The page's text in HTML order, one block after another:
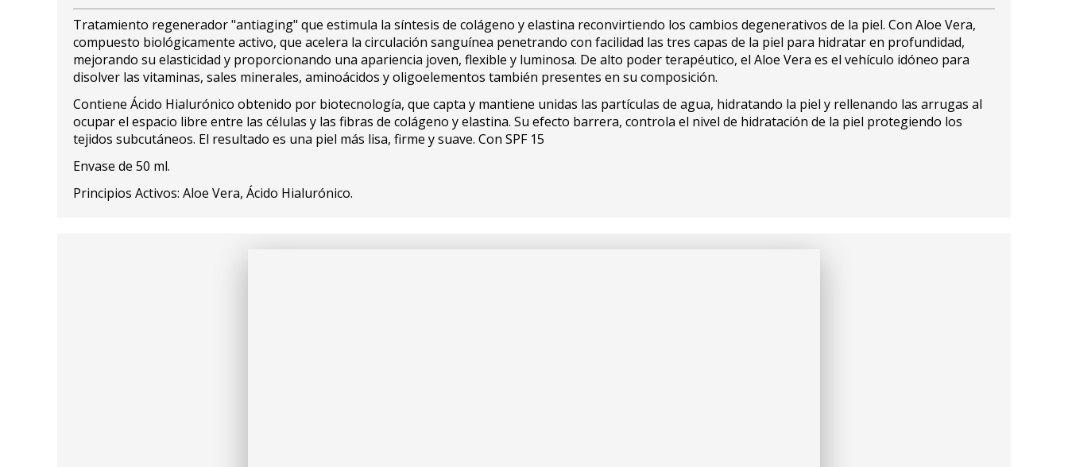
Tratamiento regenerador "antiaging" que estimula la síntesis de colágeno y elastina reconvirtiendo los cambios degenerativos de la piel. Con Aloe Vera,
compuesto biológicamente activo, que acelera la circulación sanguínea penetrando con facilidad las tres capas de la piel para hidratar en profundidad,
mejorando su elasticidad y proporcionando una apariencia joven, flexible y luminosa. De alto poder terapéutico, el Aloe Vera es el vehículo idóneo para
disolver las vitaminas, sales minerales, aminoácidos y oligoelementos también presentes en su composición.
Contiene Ácido Hialurónico obtenido por biotecnología, que capta y mantiene unidas las partículas de agua, hidratando la piel y rellenando las arrugas al
ocupar el espacio libre entre las células y las fibras de colágeno y elastina. Su efecto barrera, controla el nivel de hidratación de la piel protegiendo los
tejidos subcutáneos. El resultado es una piel más lisa, firme y suave. Con SPF 15
Envase de 50 ml.
Principios Activos: Aloe Vera, Ácido Hialurónico.